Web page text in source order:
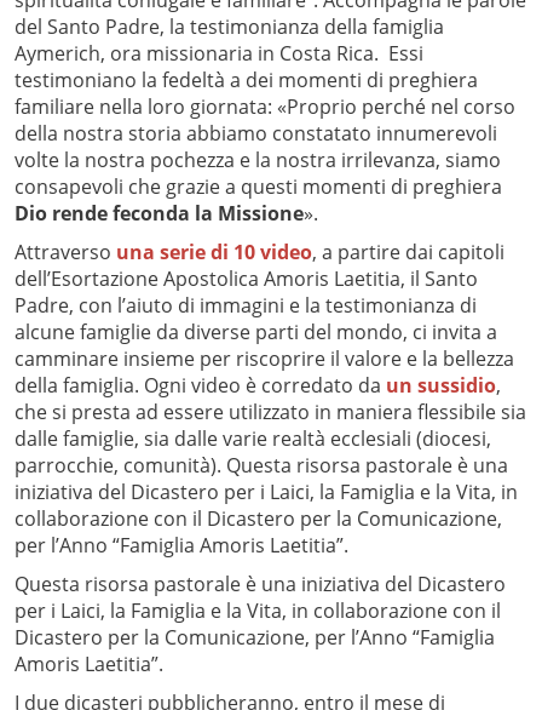
del Santo Padre, la testimonianza della famiglia
Aymerich, ora missionaria in Costa Rica. Essi
testimoniano la fedeltà a dei momenti di preghiera
familiare nella loro giornata: «Proprio perché nel corso
della nostra storia abbiamo constatato innumerevoli
volte la nostra pochezza e la nostra irrilevanza, siamo
consapevoli che grazie a questi momenti di preghiera
Dio rende feconda la Missione».
Attraverso una serie di 10 video, a partire dai capitoli
dell’Esortazione Apostolica Amoris Laetitia, il Santo
Padre, con l’aiuto di immagini e la testimonianza di
alcune famiglie da diverse parti del mondo, ci invita a
camminare insieme per riscoprire il valore e la bellezza
della famiglia. Ogni video è corredato da un sussidio,
che si presta ad essere utilizzato in maniera flessibile sia
dalle famiglie, sia dalle varie realtà ecclesiali (diocesi,
parrocchie, comunità). Questa risorsa pastorale è una
iniziativa del Dicastero per i Laici, la Famiglia e la Vita, in
collaborazione con il Dicastero per la Comunicazione,
per l’Anno “Famiglia Amoris Laetitia”.
Questa risorsa pastorale è una iniziativa del Dicastero
per i Laici, la Famiglia e la Vita, in collaborazione con il
Dicastero per la Comunicazione, per l’Anno “Famiglia
Amoris Laetitia”.
I due dicasteri pubblicheranno, entro il mese di